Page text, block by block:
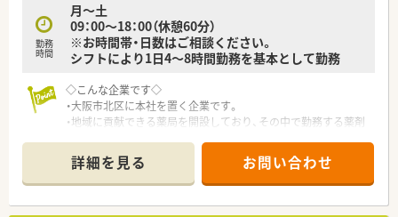
勤務
時間
月～土
09：00～18：00（休憩60分）
※お時間帯・日数はご相談ください。
シフトにより1日4～8時間勤務を基本として勤務
◇こんな企業です◇
・大阪市北区に本社を置く企業です。
・地域に貢献できる薬局を開設しており、その中で勤務する薬剤
・「独立支援」や「店舗継承」にも積極的に取組んでいます。
詳細を見る お問い合わせ